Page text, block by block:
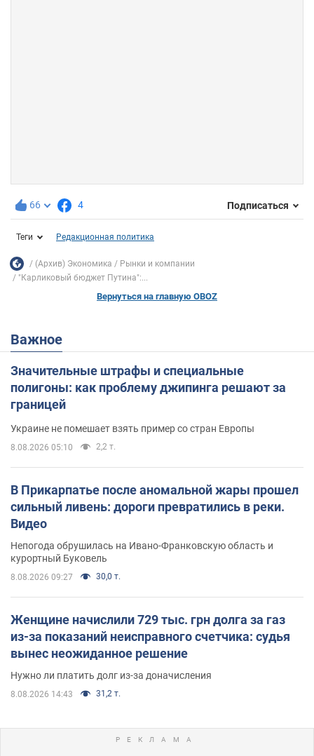
66 4 Подписаться
Теги Редакционная политика
(Архив) Экономика
Рынки и компании
"Карликовый бюджет Путина":...
Вернуться на главную OBOZ
Важное
Значительные штрафы и специальные
полигоны: как проблему джипинга решают за
границей
Украине не помешает взять пример со стран Европы
8.08.2026 05:10 2,2 т.
В Прикарпатье после аномальной жары прошел
сильный ливень: дороги превратились в реки.
Видео
Непогода обрушилась на Ивано-Франковскую область и
курортный Буковель
8.08.2026 09:27 30,0 т.
Женщине начислили 729 тыс. грн долга за газ
из-за показаний неисправного счетчика: судья
вынес неожиданное решение
Нужно ли платить долг из-за доначисления
8.08.2026 14:43 31,2 т.